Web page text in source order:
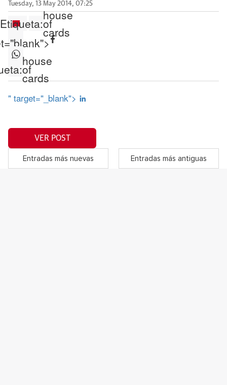
Tuesday, 13 May 2014, 07:25
Etiqueta:
house
of
cards
house
of
cards
" target="_blank">
VER POST
Entradas más nuevas Entradas más antiguas